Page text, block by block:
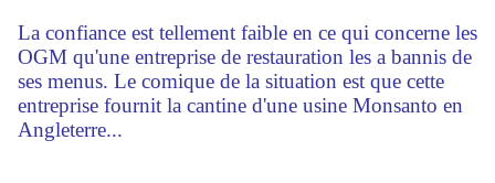
La confiance est tellement faible en ce qui concerne les
OGM qu'une entreprise de restauration les a bannis de
ses menus. Le comique de la situation est que cette
entreprise fournit la cantine d'une usine Monsanto en
Angleterre...